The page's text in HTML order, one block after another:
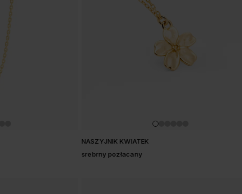
NASZYJNIK KWIATEK
srebrny pozłacany